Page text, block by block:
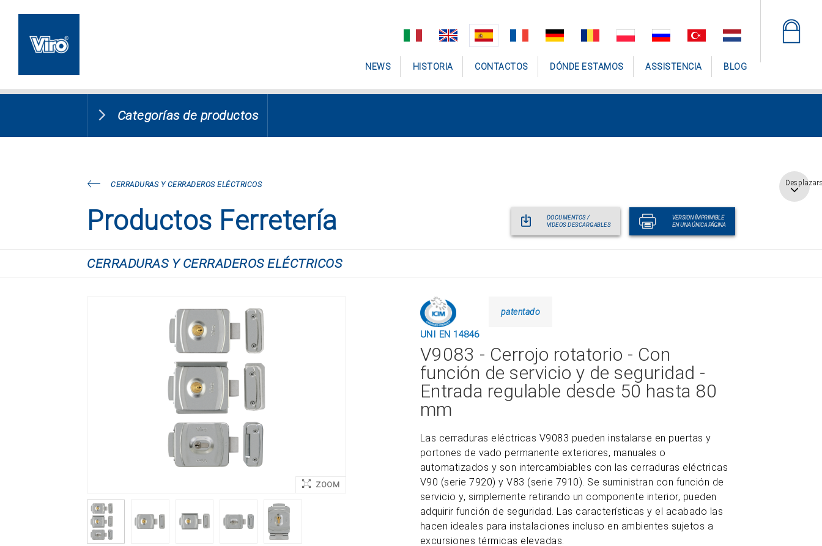
NEWS HISTORIA CONTACTOS DÓNDE ESTAMOS ASSISTENCIA BLOG
Categorías de productos
CERRADURAS Y CERRADEROS ELÉCTRICOS
Productos Ferretería
DOCUMENTOS /
VIDEOS DESCARGABLES
VERSION ÍMPRIMIBLE
EN UNA ÚNICA PÁGINA
CERRADURAS Y CERRADEROS ELÉCTRICOS
ZOOM ZOOM
UNI EN 14846
patentado
V9083 - Cerrojo rotatorio - Con
función de servicio y de seguridad -
Entrada regulable desde 50 hasta 80
mm
Las cerraduras eléctricas V9083 pueden instalarse en puertas y
portones de vado permanente exteriores, manuales o
automatizados y son intercambiables con las cerraduras eléctricas
V90 (serie 7920) y V83 (serie 7910). Se suministran con función de
servicio y, simplemente retirando un componente interior, pueden
adquirir función de seguridad. Las características y el acabado las
hacen ideales para instalaciones incluso en ambientes sujetos a
excursiones térmicas elevadas.